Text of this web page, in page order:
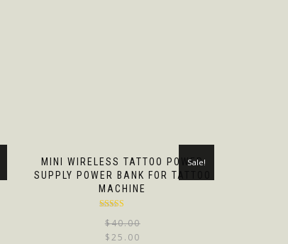
MINI WIRELESS TATTOO POWER
SUPPLY POWER BANK FOR TATTOO
MACHINE
out of 5
Sale!
$40.00
$25.00